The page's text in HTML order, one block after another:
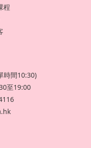
程
時間10:30)
至19:00